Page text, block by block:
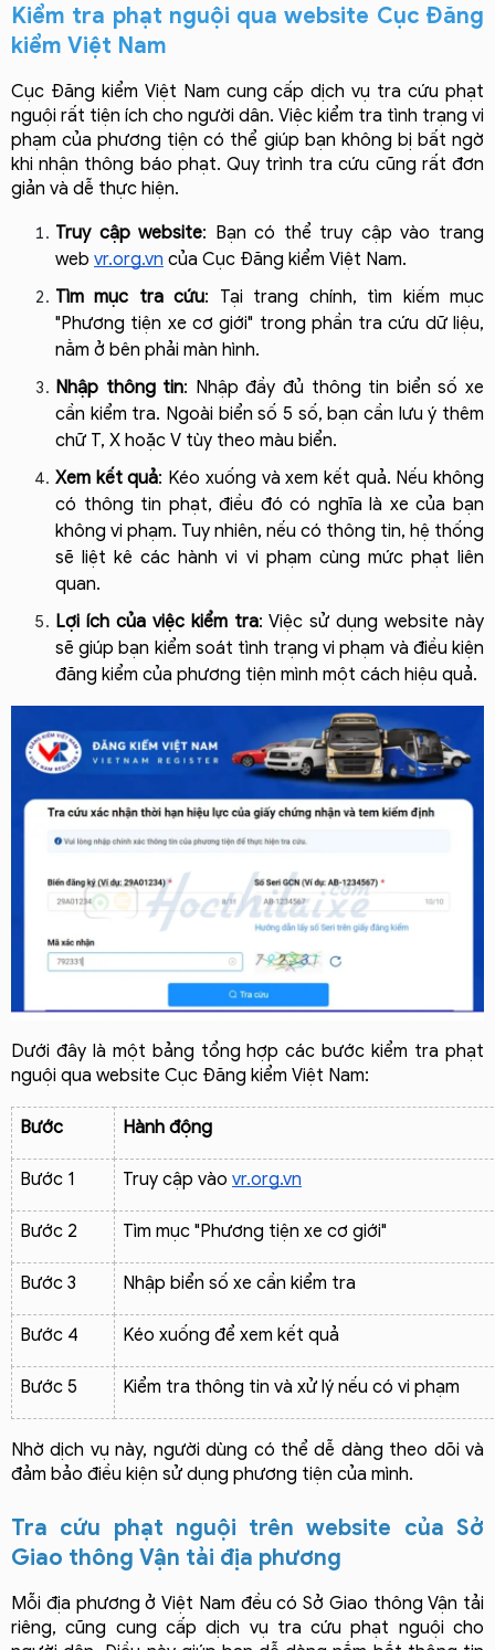
Kiểm tra phạt nguội qua website Cục Đăng
kiểm Việt Nam
Cục Đăng kiểm Việt Nam cung cấp dịch vụ tra cứu phạt
nguội rất tiện ích cho người dân. Việc kiểm tra tình trạng vi
phạm của phương tiện có thể giúp bạn không bị bất ngờ
khi nhận thông báo phạt. Quy trình tra cứu cũng rất đơn
giản và dễ thực hiện.
Truy cập website: Bạn có thể truy cập vào trang
web vr.org.vn của Cục Đăng kiểm Việt Nam.
Tìm mục tra cứu: Tại trang chính, tìm kiếm mục
"Phương tiện xe cơ giới" trong phần tra cứu dữ liệu,
nằm ở bên phải màn hình.
Nhập thông tin: Nhập đầy đủ thông tin biển số xe
cần kiểm tra. Ngoài biển số 5 số, bạn cần lưu ý thêm
chữ T, X hoặc V tùy theo màu biển.
Xem kết quả: Kéo xuống và xem kết quả. Nếu không
có thông tin phạt, điều đó có nghĩa là xe của bạn
không vi phạm. Tuy nhiên, nếu có thông tin, hệ thống
sẽ liệt kê các hành vi vi phạm cùng mức phạt liên
quan.
Lợi ích của việc kiểm tra: Việc sử dụng website này
sẽ giúp bạn kiểm soát tình trạng vi phạm và điều kiện
đăng kiểm của phương tiện mình một cách hiệu quả.
Dưới đây là một bảng tổng hợp các bước kiểm tra phạt
nguội qua website Cục Đăng kiểm Việt Nam:
Bước Hành động
Bước 1 Truy cập vào vr.org.vn
Bước 2 Tìm mục "Phương tiện xe cơ giới"
Bước 3 Nhập biển số xe cần kiểm tra
Bước 4 Kéo xuống để xem kết quả
Bước 5 Kiểm tra thông tin và xử lý nếu có vi phạm
Nhờ dịch vụ này, người dùng có thể dễ dàng theo dõi và
đảm bảo điều kiện sử dụng phương tiện của mình.
Tra cứu phạt nguội trên website của Sở
Giao thông Vận tải địa phương
Mỗi địa phương ở Việt Nam đều có Sở Giao thông Vận tải
riêng, cũng cung cấp dịch vụ tra cứu phạt nguội cho